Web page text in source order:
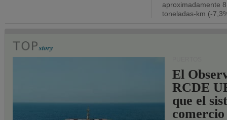
aproximadamente
toneladas-km (-
El
RCDE
que el
comercio